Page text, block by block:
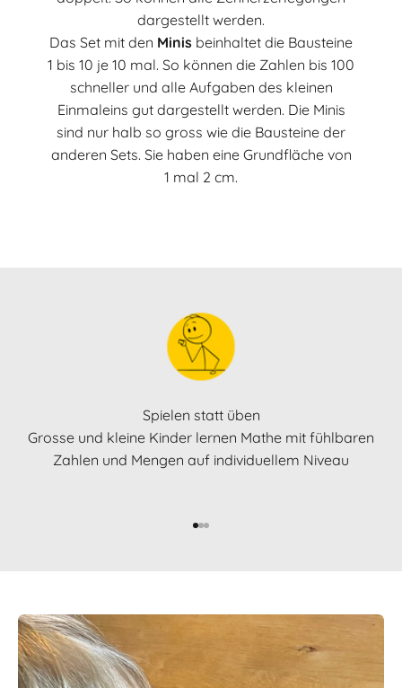
dargestellt werden.
Das Set mit den Minis beinhaltet die Bausteine
1 bis 10 je 10 mal. So können die Zahlen bis 100
schneller und alle Aufgaben des kleinen
Einmaleins gut dargestellt werden. Die Minis
sind nur halb so gross wie die Bausteine der
anderen Sets. Sie haben eine Grundfläche von
1 mal 2 cm.
Spielen statt üben
Grosse und kleine Kinder lernen Mathe mit fühlbaren
Zahlen und Mengen auf individuellem Niveau